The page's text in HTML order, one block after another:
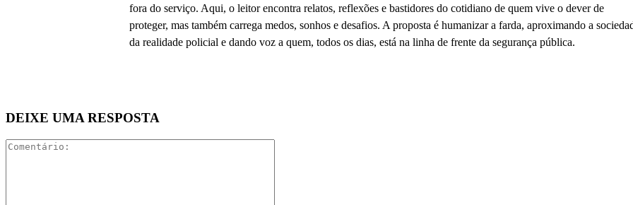
fora do serviço. Aqui, o leitor encontra relatos, reflexões e bastidores do cotidiano de quem vive o dever de
proteger, mas também carrega medos, sonhos e desafios. A proposta é humanizar a farda, aproximando a
da realidade policial e dando voz a quem, todos os dias, está na linha de frente da segurança pública.
DEIXE UMA RESPOSTA